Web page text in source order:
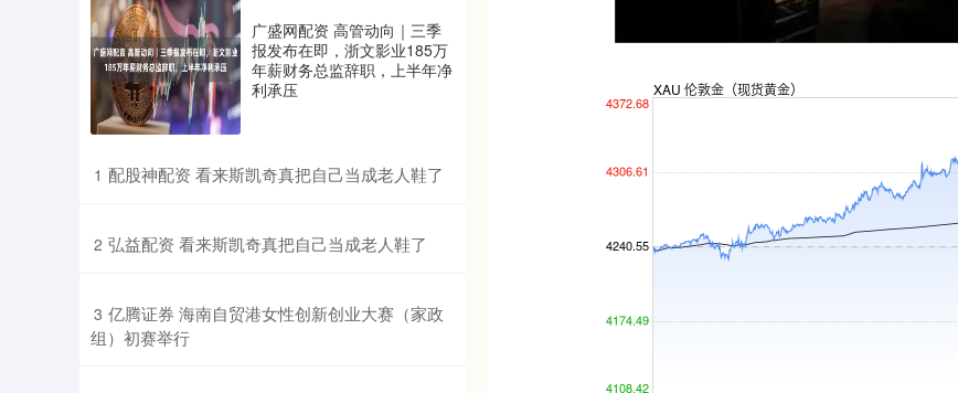
广盛网配资 高管动向｜三季
报发布在即，浙文影业185万
年薪财务总监辞职，上半年净
利承压
1 ​配股神配资 看来斯凯奇真把自己当成老人鞋了
2 ​弘益配资 看来斯凯奇真把自己当成老人鞋了
3 ​亿腾证券 海南自贸港女性创新创业大赛（家政
组）初赛举行